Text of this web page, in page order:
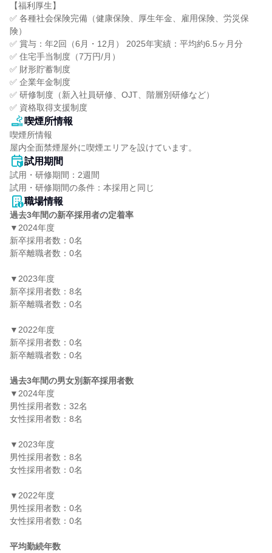
【福利厚生】
✅ 各種社会保険完備（健康保険、厚生年金、雇用保険、労災保
険）
✅ 賞与：年2回（6月・12月） 2025年実績：平均約6.5ヶ月分
✅ 住宅手当制度（7万円/月）
✅ 財形貯蓄制度
✅ 企業年金制度
✅ 研修制度（新入社員研修、OJT、階層別研修など）
✅ 資格取得支援制度
喫煙所情報
喫煙所情報
屋内全面禁煙屋外に喫煙エリアを設けています。
試用期間
試用・研修期間：2週間
職場情報
過去3年間の新卒採用者の定着率
▼2024年度
新卒採用者数：0名
新卒離職者数：0名
▼2023年度
新卒採用者数：8名
新卒離職者数：0名
▼2022年度
新卒採用者数：0名
新卒離職者数：0名
過去3年間の男女別新卒採用者数
▼2024年度
男性採用者数：32名
女性採用者数：8名
▼2023年度
男性採用者数：8名
女性採用者数：0名
▼2022年度
男性採用者数：0名
女性採用者数：0名
平均勤続年数